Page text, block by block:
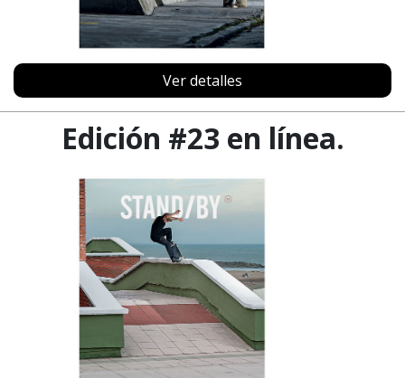
Ver detalles
Edición #23 en línea.